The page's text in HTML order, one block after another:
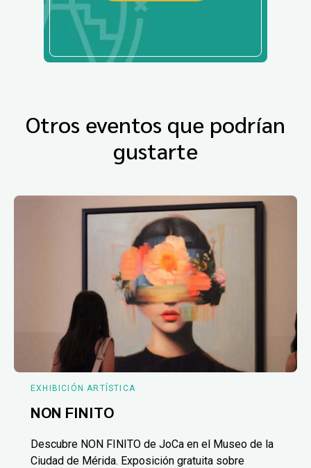
Otros eventos que podrían
gustarte
EXHIBICIÓN ARTÍSTICA
NON FINITO
Descubre NON FINITO de JoCa en el Museo de la
Ciudad de Mérida. Exposición gratuita sobre